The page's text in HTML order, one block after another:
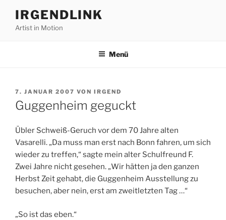
Inhalt
springen
IRGENDLINK
Artist in Motion
Menü
VERÖFFENTLICHT
AM
7. JANUAR 2007 VON IRGEND
Guggenheim geguckt
Übler Schweiß-Geruch vor dem 70 Jahre alten
Vasarelli. „Da muss man erst nach Bonn fahren, um sich
wieder zu treffen,“ sagte mein alter Schulfreund F.
Zwei Jahre nicht gesehen. „Wir hätten ja den ganzen
Herbst Zeit gehabt, die Guggenheim Ausstellung zu
besuchen, aber nein, erst am zweitletzten Tag …“
„So ist das eben.“